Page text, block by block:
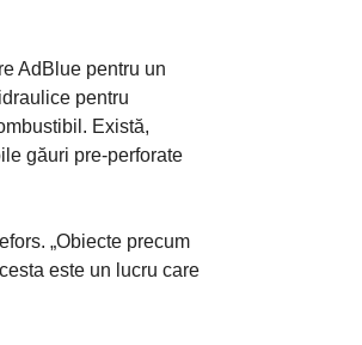
AdBlue pentru un
pentru
Există,
găuri pre-perforate
„Obiecte precum
este un lucru care